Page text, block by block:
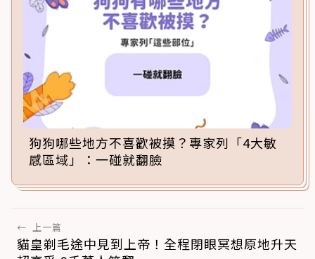
狗狗哪些地方不喜歡被摸？專家列「4大敏
感區域」：一碰就翻臉
← 上一篇
貓皇剃毛途中見到上帝！全程閉眼冥想原地升天